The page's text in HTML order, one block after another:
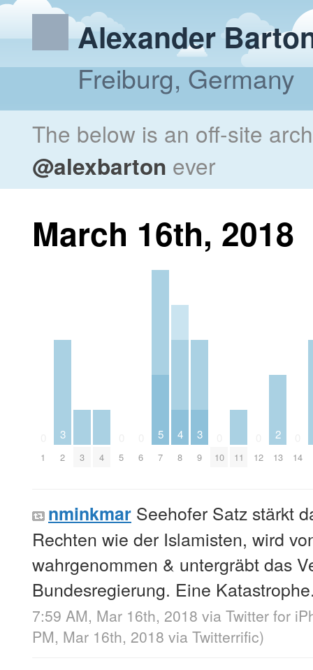
Alexander
Freiburg, Germany
The below is an off-site
@alexbarton ever
March 16th, 2018
1
3
2 3 4 5 6
5
7
4
8
3
9 10 11 12
2
13 14
nminkmar Seehofer Satz stärkt
Rechten wie der Islamisten, wird
wahrgenommen & untergräbt das
Bundesregierung. Eine
7:59 AM, Mar 16th, 2018 via Twitter for
PM, Mar 16th, 2018 via Twitterrific)